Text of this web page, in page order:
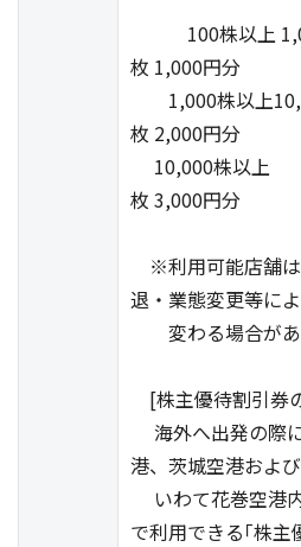
100株以上
枚 1,000円分
1,000株以上
枚 2,000円分
10,000株
枚 3,000円分
※利用可能店舗
退・業態変更等に
変わる場合があ
[株主優待割引券
海外へ出発の際
港、茨城空港および
いわて花巻空港
で利用できる｢株主